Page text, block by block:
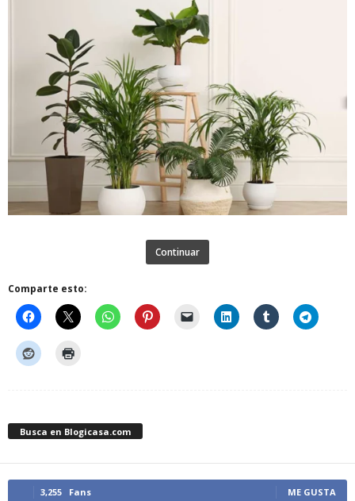
Continuar
Comparte esto:
Busca en Blogicasa.com
3,255 Fans ME GUSTA